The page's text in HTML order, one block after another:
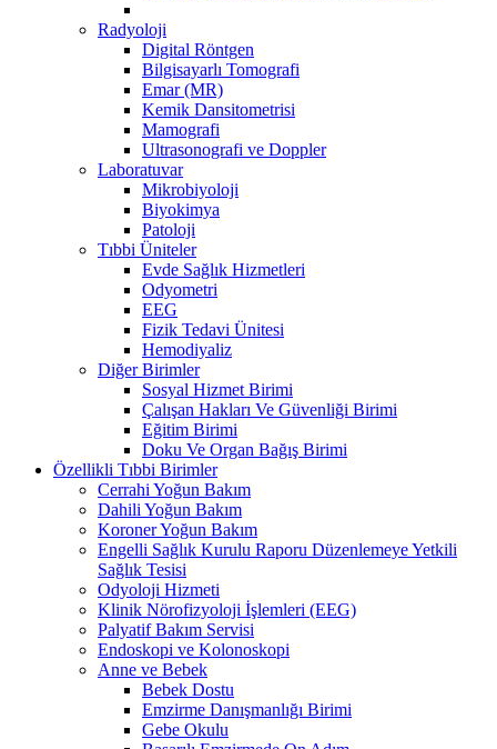
Radyoloji
Digital Röntgen
Bilgisayarlı Tomografi
Emar (MR)
Kemik Dansitometrisi
Mamografi
Ultrasonografi ve Doppler
Laboratuvar
Mikrobiyoloji
Biyokimya
Patoloji
Tıbbi Üniteler
Evde Sağlık Hizmetleri
Odyometri
EEG
Fizik Tedavi Ünitesi
Hemodiyaliz
Diğer Birimler
Sosyal Hizmet Birimi
Çalışan Hakları Ve Güvenliği Birimi
Eğitim Birimi
Doku Ve Organ Bağış Birimi
Özellikli Tıbbi Birimler
Cerrahi Yoğun Bakım
Dahili Yoğun Bakım
Koroner Yoğun Bakım
Engelli Sağlık Kurulu Raporu Düzenlemeye Yetkili
Sağlık Tesisi
Odyoloji Hizmeti
Klinik Nörofizyoloji İşlemleri (EEG)
Palyatif Bakım Servisi
Endoskopi ve Kolonoskopi
Anne ve Bebek
Bebek Dostu
Emzirme Danışmanlığı Birimi
Gebe Okulu